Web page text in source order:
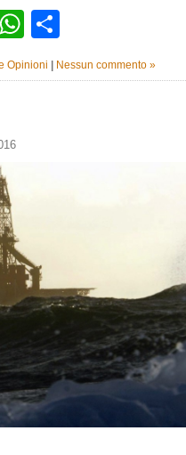
EmailWhatsApp
Opinioni Nessun commento »